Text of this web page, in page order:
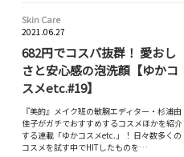
Skin Care
2021.06.27
682円でコスパ抜群！ 愛おし
さと安心感の泡洗顔【ゆかコ
スメetc.#19】
『美的』メイク班の敏腕エディター・杉浦由
佳子がガチでおすすめするコスメほかを紹介
する連載「ゆかコスメetc.」！ 日々数多くの
コスメを試す中でHITしたものを…